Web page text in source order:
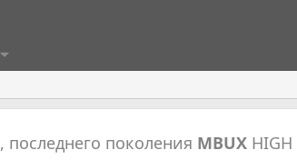
, последнего поколения MBUXHIGH